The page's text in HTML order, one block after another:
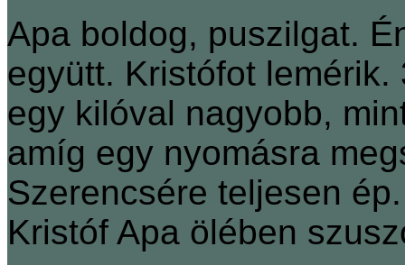
Apa boldog, puszilgat.
együtt. Kristófot
egy kilóval nagyobb,
amíg egy nyomásra
Szerencsére teljesen
Kristóf Apa ölében